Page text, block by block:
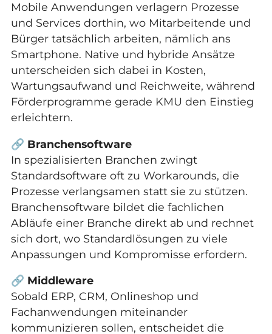
Mobile Anwendungen verlagern Prozesse
und Services dorthin, wo Mitarbeitende und
Bürger tatsächlich arbeiten, nämlich ans
Smartphone. Native und hybride Ansätze
unterscheiden sich dabei in Kosten,
Wartungsaufwand und Reichweite, während
Förderprogramme gerade KMU den Einstieg
erleichtern.
🔗 Branchensoftware
In spezialisierten Branchen zwingt
Standardsoftware oft zu Workarounds, die
Prozesse verlangsamen statt sie zu stützen.
Branchensoftware bildet die fachlichen
Abläufe einer Branche direkt ab und rechnet
sich dort, wo Standardlösungen zu viele
Anpassungen und Kompromisse erfordern.
🔗 Middleware
Sobald ERP, CRM, Onlineshop und
Fachanwendungen miteinander
kommunizieren sollen, entscheidet die